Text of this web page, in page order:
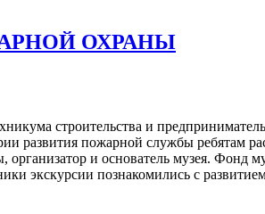
ОХРАНЫ
строительства и
развития пожарной службы ребятам
и основатель музея. Фонд
экскурсии познакомились с